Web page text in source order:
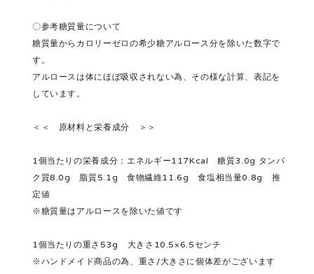
〇参考糖質量について
糖質量からカロリーゼロの希少糖アルロース分を除いた数字で
す。
アルロースは体にほぼ吸収されない為、その様な計算、表記を
しています。
＜＜ 原材料と栄養成分 ＞＞
1個当たりの栄養成分：エネルギー117Kcal 糖質3.0g タンパ
ク質8.0g 脂質5.1g 食物繊維11.6g 食塩相当量0.8g 推
定値
※糖質量はアルロースを除いた値です
1個当たりの重さ53g 大きさ10.5×6.5センチ
※ハンドメイド商品の為、重さ/大きさに個体差がございます